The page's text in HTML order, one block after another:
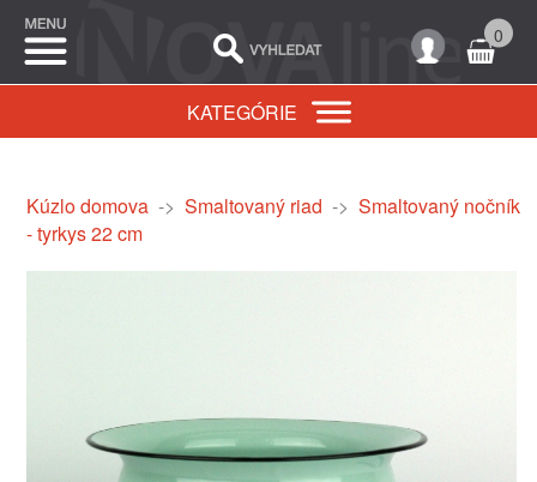
0
KATEGÓRIE
Kúzlo domova-> Smaltovaný riad -> Smaltovaný nočník
- tyrkys 22 cm